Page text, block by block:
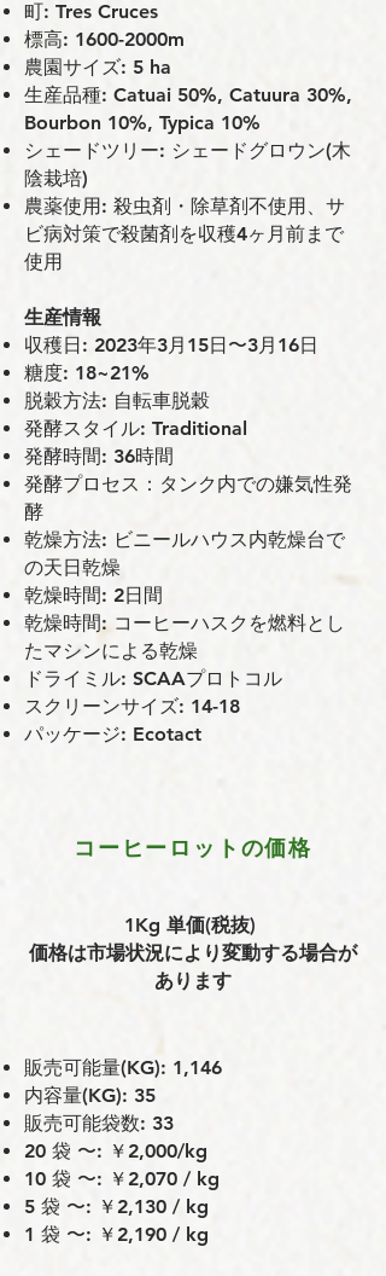
町: Tres Cruces
標⾼: 1600-2000m
農園サイズ: 5 ha
⽣産品種: Catuai 50%, Catuura 30%,
Bourbon 10%, Typica 10%
シェードツリー: シェードグロウン(木
陰栽培)
農薬使⽤: 殺虫剤・除草剤不使用、サ
ビ病対策で殺菌剤を収穫4ヶ月前まで
使用
⽣産情報
収穫⽇: 2023年3月15日〜3月16日
糖度: 18~21%
脱穀⽅法: 自転車脱穀
発酵スタイル: Traditional
発酵時間: 36時間
発酵プロセス：タンク内での嫌気性発
酵
乾燥⽅法: ビニールハウス内乾燥台で
の天⽇乾燥
乾燥時間: 2日間
乾燥時間: コーヒーハスクを燃料とし
たマシンによる乾燥
ドライミル: SCAAプロトコル
スクリーンサイズ: 14-18
パッケージ: Ecotact
コーヒーロットの価格
1Kg 単価(税抜)
価格は市場状況により変動する場合が
あります
販売可能量(KG): 1,146
内容量(KG): 35
販売可能袋数: 33
20 袋 〜: ￥2,000/kg
10 袋 〜: ￥2,070 / kg
5 袋 〜: ￥2,130 / kg
1 袋 〜: ￥2,190 / kg